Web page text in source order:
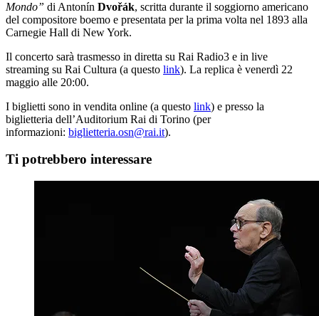
Mondo” di Antonín Dvořák, scritta durante il soggiorno americano
del compositore boemo e presentata per la prima volta nel 1893 alla
Carnegie Hall di New York.
Il concerto sarà trasmesso in diretta su Rai Radio3 e in live
streaming su Rai Cultura (a questo link). La replica è venerdì 22
maggio alle 20:00.
I biglietti sono in vendita online (a questo link) e presso la
biglietteria dell’Auditorium Rai di Torino (per
informazioni: biglietteria.osn@rai.it).
Ti potrebbero interessare